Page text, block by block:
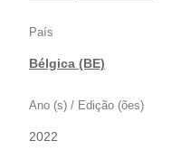
País
Bélgica (BE)
Ano (s) / Edição (ões)
2022